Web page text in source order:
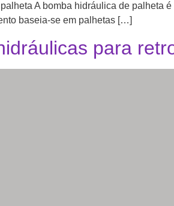
A bomba hidráulica de palheta
baseia-se em palhetas […]
para